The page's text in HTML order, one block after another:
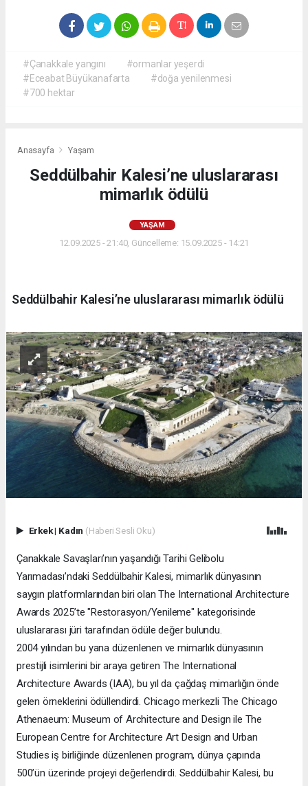
#Çanakkale yangını
#ormanlar yeşerdi
#Eceabat Büyükanafarta
#doğa yenilenmesi
#700 hektar
Anasayfa Yaşam
Seddülbahir Kalesi’ne uluslararası
mimarlık ödülü
YAŞAM
12.09.2025 - 21:40, Güncelleme: 15.09.2025 - 14:21
Seddülbahir Kalesi’ne uluslararası mimarlık ödülü
Erkek| Kadın (Haberi Sesli Oku)
Çanakkale Savaşları’nın yaşandığı Tarihi Gelibolu
Yarımadası’ndaki Seddülbahir Kalesi, mimarlık dünyasının
saygın platformlarından biri olan The International Architecture
Awards 2025’te "Restorasyon/Yenileme" kategorisinde
uluslararası jüri tarafından ödüle değer bulundu.
2004 yılından bu yana düzenlenen ve mimarlık dünyasının
prestijli isimlerini bir araya getiren The International
Architecture Awards (IAA), bu yıl da çağdaş mimarlığın önde
gelen örneklerini ödüllendirdi. Chicago merkezli The Chicago
Athenaeum: Museum of Architecture and Design ile The
European Centre for Architecture Art Design and Urban
Studies iş birliğinde düzenlenen program, dünya çapında
500’ün üzerinde projeyi değerlendirdi. Seddülbahir Kalesi, bu